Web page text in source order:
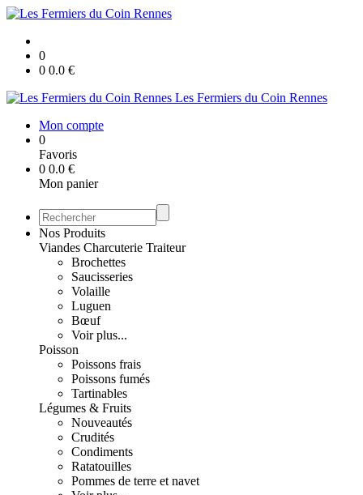
0
0 0.0 €
Les Fermiers du Coin Rennes
Mon compte
0
Favoris
0 0.0 €
Mon panier
Nos Produits
Viandes Charcuterie Traiteur
Brochettes
Saucisseries
Volaille
Luguen
Bœuf
Voir plus...
Poisson
Poissons frais
Poissons fumés
Tartinables
Légumes & Fruits
Nouveautés
Crudités
Condiments
Ratatouilles
Pommes de terre et navet